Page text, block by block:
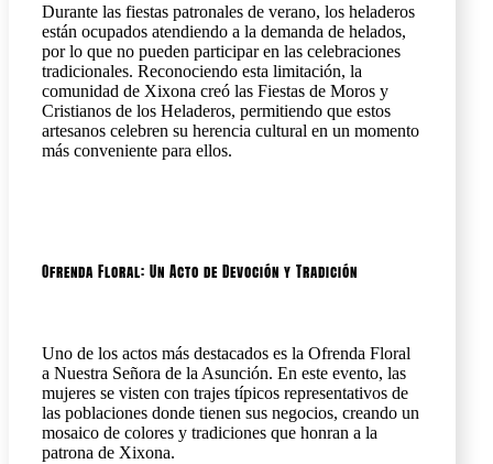
Durante las fiestas patronales de verano, los heladeros
están ocupados atendiendo a la demanda de helados,
por lo que no pueden participar en las celebraciones
tradicionales. Reconociendo esta limitación, la
comunidad de Xixona creó las Fiestas de Moros y
Cristianos de los Heladeros, permitiendo que estos
artesanos celebren su herencia cultural en un momento
más conveniente para ellos.
Ofrenda Floral: Un Acto de Devoción y Tradición
Uno de los actos más destacados es la Ofrenda Floral
a Nuestra Señora de la Asunción. En este evento, las
mujeres se visten con trajes típicos representativos de
las poblaciones donde tienen sus negocios, creando un
mosaico de colores y tradiciones que honran a la
patrona de Xixona.